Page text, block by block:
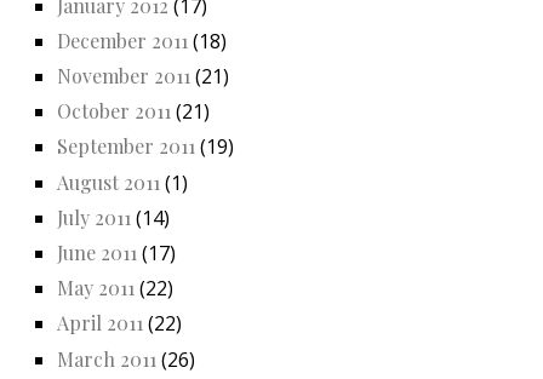
(17)
December 2011 (18)
November 2011 (21)
October 2011(21)
September 2011(19)
August 2011 (1)
July 2011 (14)
June 2011 (17)
May 2011 (22)
April 2011(22)
March 2011 (26)